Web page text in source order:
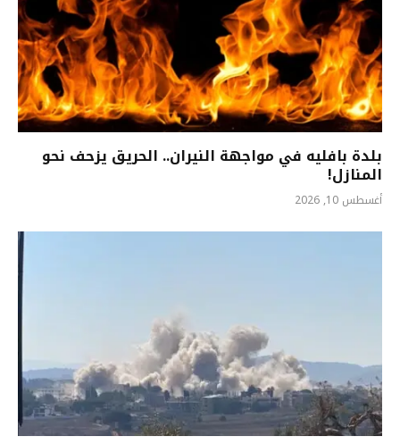
بلدة بافليه في مواجهة النيران.. الحريق يزحف نحو
المنازل!
أغسطس 10, 2026